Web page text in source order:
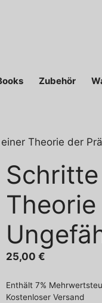
Zubehör
Theorie der
25,00 €
Enthält 7%
Kostenloser Versand